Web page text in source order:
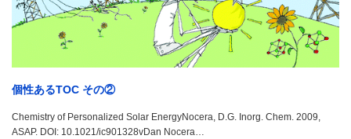
個性あるTOC その②
Chemistry of Personalized Solar EnergyNocera, D.G. Inorg. Chem. 2009,
ASAP. DOI: 10.1021/ic901328vDan Nocera…